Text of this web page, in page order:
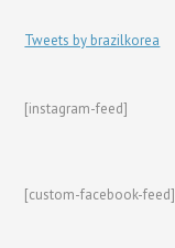
Tweets by brazilkorea
[instagram-feed]
[custom-facebook-feed]